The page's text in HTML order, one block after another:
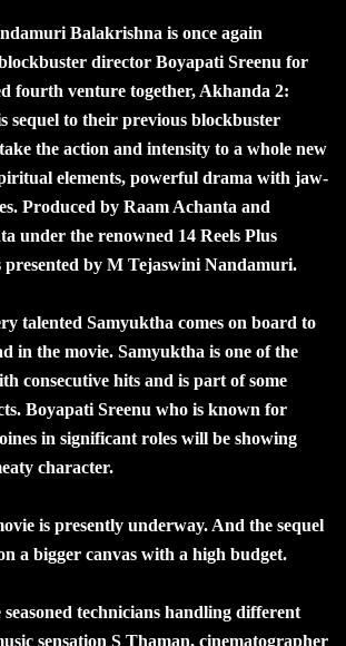
Balakrishna is once again
director Boyapati Sreenu for
fourth venture together, Akhanda 2:
sequel to their previous blockbuster
the action and intensity to a whole new
elements, powerful drama with jaw-
Produced by Raam Achanta and
under the renowned 14 Reels Plus
presented by M Tejaswini Nandamuri.
talented Samyuktha comes on board to
in the movie. Samyuktha is one of the
consecutive hits and is part of some
Boyapati Sreenu who is known for
in significant roles will be showing
character.
is presently underway. And the sequel
a bigger canvas with a high budget.
technicians handling different
sensation S Thaman, cinematographer